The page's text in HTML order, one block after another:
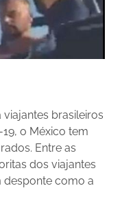
brasileiros
o México tem
Entre as
dos viajantes
desponte como a